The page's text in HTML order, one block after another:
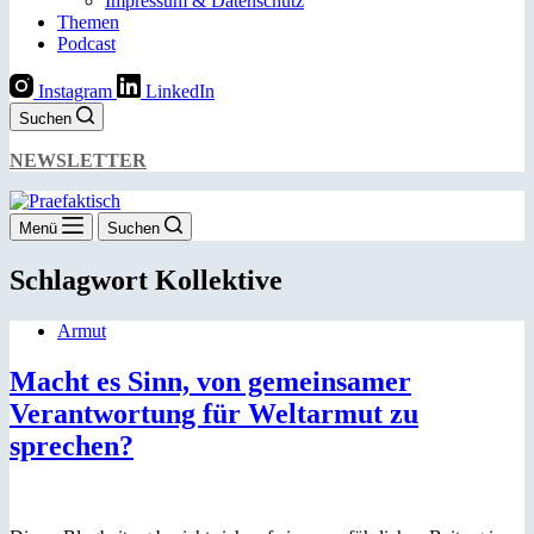
Themen
Podcast
Instagram LinkedIn
Suchen
NEWSLETTER
Menü Suchen
Schlagwort Kollektive
Armut
Macht es Sinn, von gemeinsamer
Verantwortung für Weltarmut zu
sprechen?